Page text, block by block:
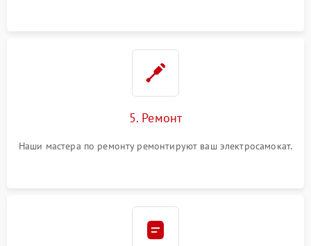
5. Ремонт
Наши мастера по ремонту ремонтируют ваш электросамокат.